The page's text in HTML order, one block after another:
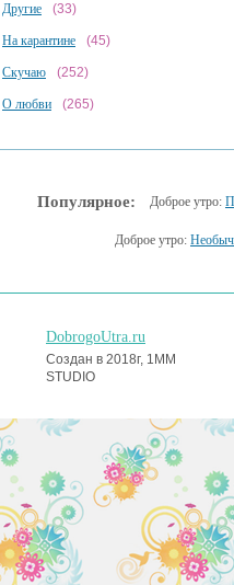
Другие (33)
На карантине (45)
Скучаю (252)
О любви (265)
Популярное: Доброе утро:
Доброе утро:
DobrogoUtra.ru
Создан в 2018г, 1MM
STUDIO